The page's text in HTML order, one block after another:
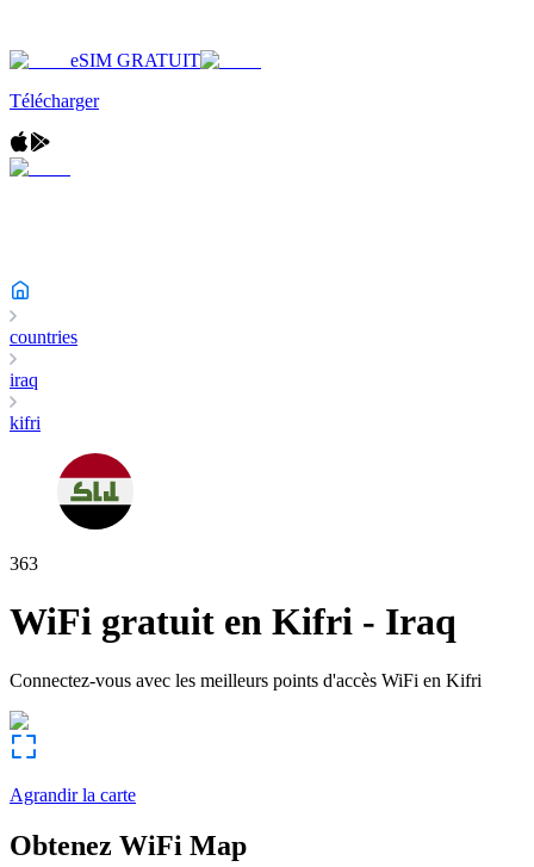
eSIM GRATUIT
Télécharger
countries
iraq
kifri
363
WiFi gratuit en Kifri - Iraq
Connectez-vous avec les meilleurs points d'accès WiFi en Kifri
Agrandir la carte
Obtenez WiFi Map